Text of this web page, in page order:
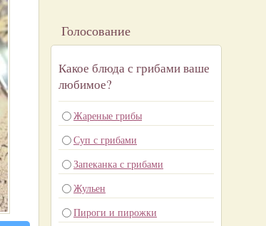
Голосование
Какое блюда с грибами ваше
любимое?
Жареные грибы
Суп с грибами
Запеканка с грибами
Жульен
Пироги и пирожки